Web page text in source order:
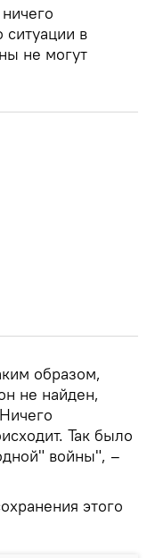
в
не могут
образом,
не найден,
Так было
войны", –
этого